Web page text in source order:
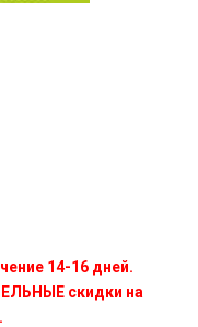
14-16 дней.
скидки на